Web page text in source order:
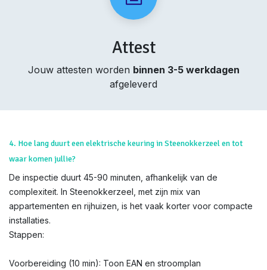
Attest
Jouw attesten worden binnen 3-5 werkdagen
afgeleverd
4. Hoe lang duurt een elektrische keuring in Steenokkerzeel en tot
waar komen jullie?
De inspectie duurt 45-90 minuten, afhankelijk van de
complexiteit. In Steenokkerzeel, met zijn mix van
appartementen en rijhuizen, is het vaak korter voor compacte
installaties.
Stappen:
Voorbereiding (10 min): Toon EAN en stroomplan